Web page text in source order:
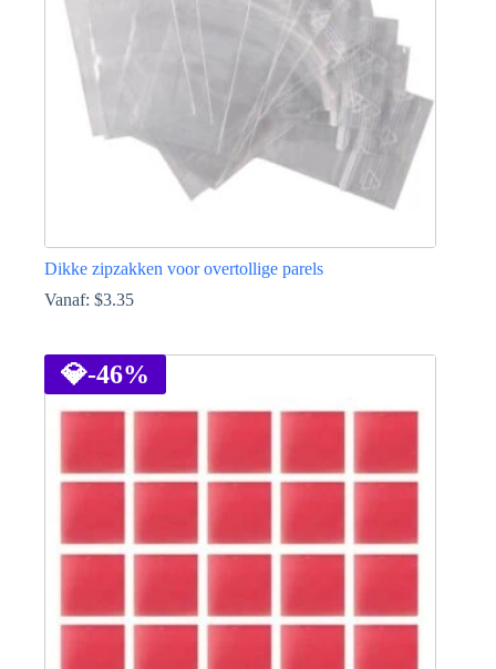
worden
productpagina
Dikke zipzakken voor overtollige parels
Vanaf: $3.35
heeft
meerdere
variaties.
kan
gekozen
💎-46%